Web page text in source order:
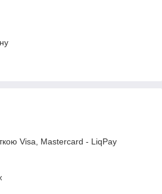
Visa, Mastercard - LiqPay